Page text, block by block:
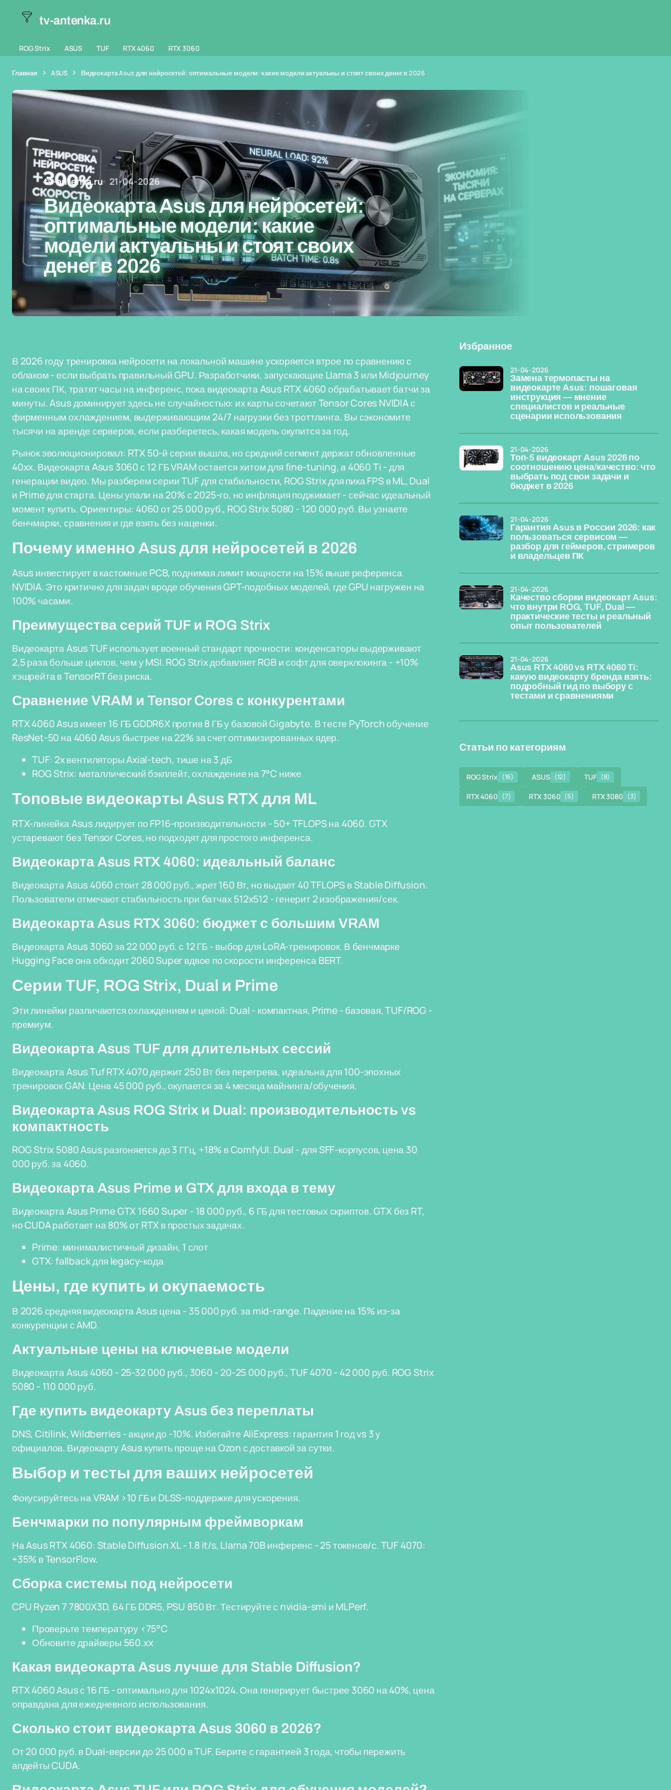
tv-antenka.ru
ROG Strix ASUS TUF RTX 4060 RTX 3060
Главная ASUS Видеокарта Asus для нейросетей: оптимальные модели: какие модели актуальны и стоят своих денег в 2026
tv-antenka.ru 21-04-2026
Видеокарта Asus для нейросетей:
оптимальные модели: какие
модели актуальны и стоят своих
денег в 2026
В 2026 году тренировка нейросети на локальной машине ускоряется втрое по сравнению с
облаком - если выбрать правильный GPU. Разработчики, запускающие Llama 3 или Midjourney
на своих ПК, тратят часы на инференс, пока видеокарта Asus RTX 4060 обрабатывает батчи за
минуты. Asus доминирует здесь не случайностью: их карты сочетают Tensor Cores NVIDIA с
фирменным охлаждением, выдерживающим 24/7 нагрузки без троттлинга. Вы сэкономите
тысячи на аренде серверов, если разберетесь, какая модель окупится за год.
Рынок эволюционировал: RTX 50-й серии вышла, но средний сегмент держат обновленные
40xx. Видеокарта Asus 3060 с 12 ГБ VRAM остается хитом для fine-tuning, а 4060 Ti - для
генерации видео. Мы разберем серии TUF для стабильности, ROG Strix для пика FPS в ML, Dual
и Prime для старта. Цены упали на 20% с 2025-го, но инфляция поджимает - сейчас идеальный
момент купить. Ориентиры: 4060 от 25 000 руб., ROG Strix 5080 - 120 000 руб. Вы узнаете
бенчмарки, сравнения и где взять без наценки.
Почему именно Asus для нейросетей в 2026
Asus инвестирует в кастомные PCB, поднимая лимит мощности на 15% выше референса
NVIDIA. Это критично для задач вроде обучения GPT-подобных моделей, где GPU нагружен на
100% часами.
Преимущества серий TUF и ROG Strix
Видеокарта Asus TUF использует военный стандарт прочности: конденсаторы выдерживают
2,5 раза больше циклов, чем у MSI. ROG Strix добавляет RGB и софт для оверклокинга - +10%
хэшрейта в TensorRT без риска.
Сравнение VRAM и Tensor Cores с конкурентами
RTX 4060 Asus имеет 16 ГБ GDDR6X против 8 ГБ у базовой Gigabyte. В тесте PyTorch обучение
ResNet-50 на 4060 Asus быстрее на 22% за счет оптимизированных ядер.
TUF: 2x вентиляторы Axial-tech, тише на 3 дБ
ROG Strix: металлический бэкплейт, охлаждение на 7°C ниже
Топовые видеокарты Asus RTX для ML
RTX-линейка Asus лидирует по FP16-производительности - 50+ TFLOPS на 4060. GTX
устаревают без Tensor Cores, но подходят для простого инференса.
Видеокарта Asus RTX 4060: идеальный баланс
Видеокарта Asus 4060 стоит 28 000 руб., жрет 160 Вт, но выдает 40 TFLOPS в Stable Diffusion.
Пользователи отмечают стабильность при батчах 512x512 - генерит 2 изображения/сек.
Видеокарта Asus RTX 3060: бюджет с большим VRAM
Видеокарта Asus 3060 за 22 000 руб. с 12 ГБ - выбор для LoRA-тренировок. В бенчмарке
Hugging Face она обходит 2060 Super вдвое по скорости инференса BERT.
Серии TUF, ROG Strix, Dual и Prime
Эти линейки различаются охлаждением и ценой: Dual - компактная, Prime - базовая, TUF/ROG -
премиум.
Видеокарта Asus TUF для длительных сессий
Видеокарта Asus Tuf RTX 4070 держит 250 Вт без перегрева, идеальна для 100-эпохных
тренировок GAN. Цена 45 000 руб., окупается за 4 месяца майнинга/обучения.
Видеокарта Asus ROG Strix и Dual: производительность vs
компактность
ROG Strix 5080 Asus разгоняется до 3 ГГц, +18% в ComfyUI. Dual - для SFF-корпусов, цена 30
000 руб. за 4060.
Видеокарта Asus Prime и GTX для входа в тему
Видеокарта Asus Prime GTX 1660 Super - 18 000 руб., 6 ГБ для тестовых скриптов. GTX без RT,
но CUDA работает на 80% от RTX в простых задачах.
Prime: минималистичный дизайн, 1 слот
GTX: fallback для legacy-кода
Цены, где купить и окупаемость
В 2026 средняя видеокарта Asus цена - 35 000 руб. за mid-range. Падение на 15% из-за
конкуренции с AMD.
Актуальные цены на ключевые модели
Видеокарта Asus 4060 - 25-32 000 руб., 3060 - 20-25 000 руб., TUF 4070 - 42 000 руб. ROG Strix
5080 - 110 000 руб.
Где купить видеокарту Asus без переплаты
DNS, Citilink, Wildberries - акции до -10%. Избегайте AliExpress: гарантия 1 год vs 3 у
официалов. Видеокарту Asus купить проще на Ozon с доставкой за сутки.
Выбор и тесты для ваших нейросетей
Фокусируйтесь на VRAM >10 ГБ и DLSS-поддержке для ускорения.
Бенчмарки по популярным фреймворкам
На Asus RTX 4060: Stable Diffusion XL - 1.8 it/s, Llama 70B инференс - 25 токенов/с. TUF 4070:
+35% в TensorFlow.
Сборка системы под нейросети
CPU Ryzen 7 7800X3D, 64 ГБ DDR5, PSU 850 Вт. Тестируйте с nvidia-smi и MLPerf.
Проверьте температуру <75°C
Обновите драйверы 560.xx
Какая видеокарта Asus лучше для Stable Diffusion?
RTX 4060 Asus с 16 ГБ - оптимально для 1024x1024. Она генерирует быстрее 3060 на 40%, цена
оправдана для ежедневного использования.
Сколько стоит видеокарта Asus 3060 в 2026?
От 20 000 руб. в Dual-версии до 25 000 в TUF. Берите с гарантией 3 года, чтобы пережить
апдейты CUDA.
Избранное
Замена термопасты на
видеокарте Asus: пошаговая
инструкция — мнение
специалистов и реальные
сценарии использования
21-04-2026
Топ-5 видеокарт Asus 2026 по
соотношению цена/качество: что
выбрать под свои задачи и
бюджет в 2026
21-04-2026
Гарантия Asus в России 2026: как
пользоваться сервисом —
разбор для геймеров, стримеров
и владельцев ПК
21-04-2026
Качество сборки видеокарт Asus:
что внутри ROG, TUF, Dual —
практические тесты и реальный
опыт пользователей
21-04-2026
Asus RTX 4060 vs RTX 4060 Ti:
какую видеокарту бренда взять:
подробный гид по выбору с
тестами и сравнениями
21-04-2026
Статьи по категориям
ROG Strix (16) ASUS (12) TUF (8)
RTX 4060 (7) RTX 3060 (5) RTX 3080 (3)